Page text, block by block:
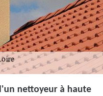
nettoyeur à haute